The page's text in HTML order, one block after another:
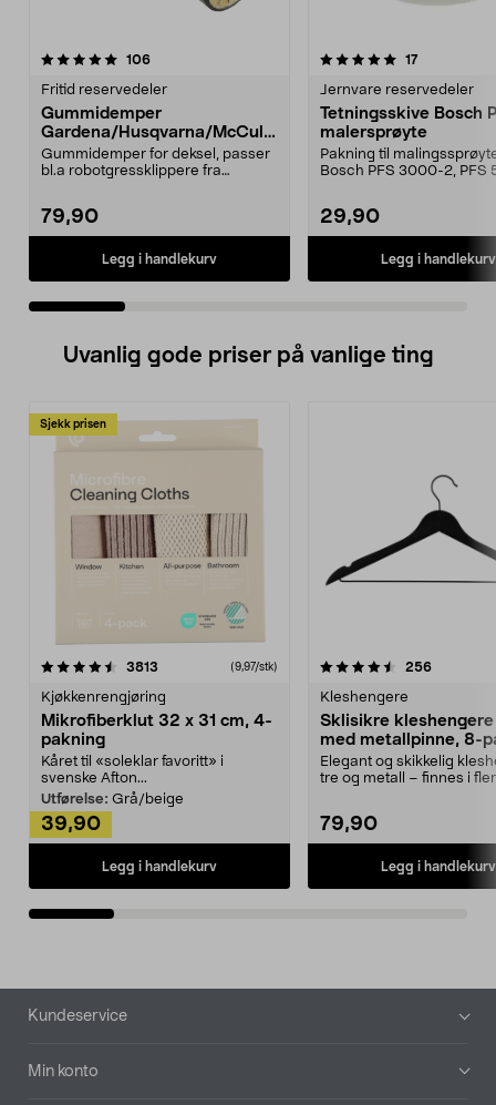
106anmeldelser
Fritid reservedeler
Gummidemper
Gardena/Husqvarna/McCullo
ch/Flymo
Gummidemper for deksel, passer
bl.a robotgressklippere fra
79,90
Legg i handlekurv
5.0 av 5 stjerner 17anmeldelser
Jernvare reservedeler
Tetningsskive Bosch
malersprøyte
Pakning til
Bosch PFS 3000-2, PFS
29,90
Legg i handlekurv
4.5 av 5 stjerner
Uvanlig gode priser på vanlige ting
Sjekk prisen
3813 anmeldelser(9,97/stk)
Kjøkkenrengjøring
Mikrofiberklut 32 x 31 cm, 4-
pakning
Kåret til «soleklar favoritt» i
svenske Afton...
Utførelse: Grå/beige
39,90
Legg i handlekurv
4.5av 5 stjerner 256
Kleshengere
Sklisikre
med metallpinne, 8-
Elegant og skikkelig
tre og metall – finnes i
79,90
Legg i handlekurv
4.5av 5 stjerner
Bunntekst
Kundeservice
Min konto